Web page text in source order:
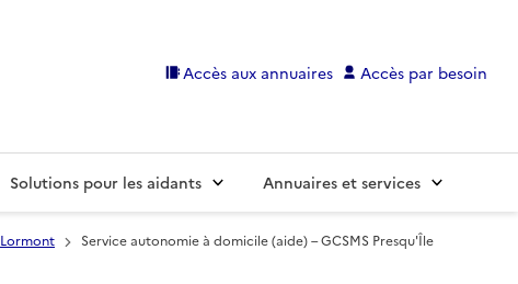
Accès aux annuaires Accès par besoin
Solutions pour les aidants Annuaires et services
Lormont Service autonomie à domicile (aide) – GCSMS Presqu'Île